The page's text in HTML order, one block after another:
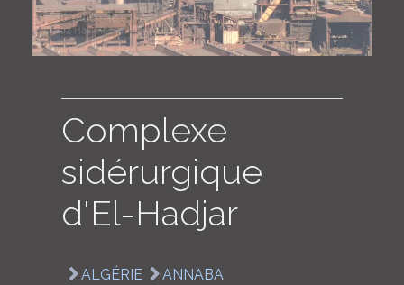
COLLECTIONS
Complexe
sidérurgique
d'El-Hadjar
ALGÉRIE ANNABA